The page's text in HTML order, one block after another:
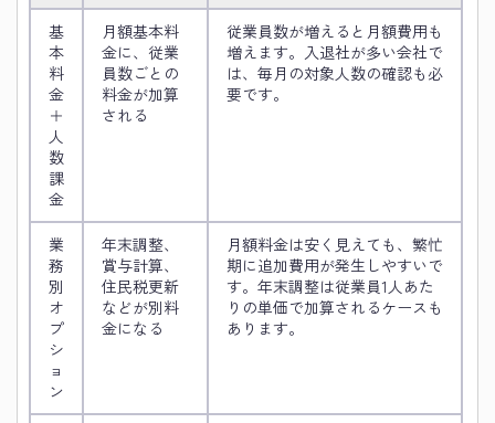
基
本
料
金
＋
人
数
課
金
月額基本料
金に、従業
員数ごとの
料金が加算
される
従業員数が増えると月額費用も
増えます。入退社が多い会社で
は、毎月の対象人数の確認も必
要です。
業
務
別
オ
プ
シ
ョ
ン
年末調整、
賞与計算、
住民税更新
などが別料
金になる
月額料金は安く見えても、繁忙
期に追加費用が発生しやすいで
す。年末調整は従業員1人あた
りの単価で加算されるケースも
あります。